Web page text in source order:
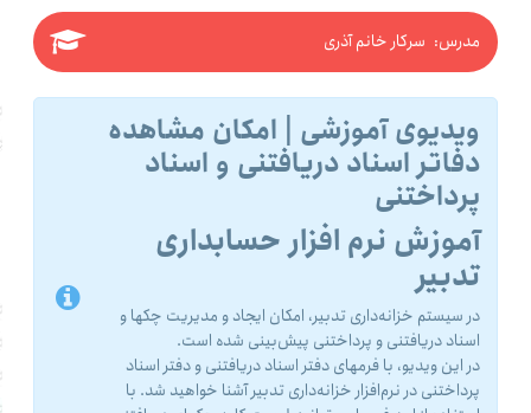
مدرس: سرکار خانم آذری
ویدیوی آموزشی | امکان مشاهده
دفاتر اسناد دریافتنی و اسناد
پرداختنی
آموزش نرم افزار حسابداری
تدبیر
در سیستم خزانه‌داری تدبیر، امکان ایجاد و مدیریت چکها و
اسناد دریافتنی و پرداختنی پیش‌بینی شده است.
در این ویدیو، با فرمهای دفتر اسناد دریافتنی و دفتر اسناد
پرداختنی در نرم‌افزار خزانه‌داری تدبیر آشنا خواهید شد. با